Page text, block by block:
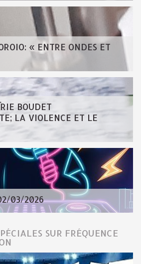
« ENTRE ONDES ET
BOUDET
LA VIOLENCE ET LE
03/2026
SUR FRÉQUENCE